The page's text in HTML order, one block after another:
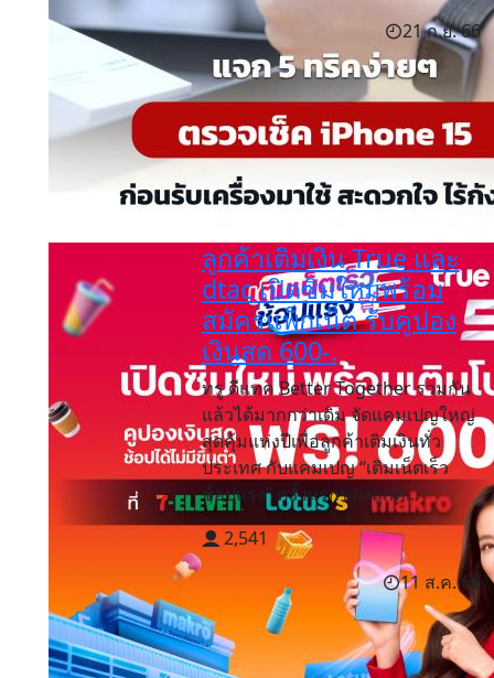
21 ก.ย. 66
ลูกค้าเติมเงิน True และ
dtac เปิดซิมใหม่พร้อม
สมัครแพ็กเน็ต รับคูปอง
เงินสด 600-.
ทรู ดีแทค Better Together รวมกัน
แล้วได้มากกว่าเดิม จัดแคมเปญใหญ่
สุดคุ้มแห่งปีเพื่อลูกค้าเติมเงินทั่ว
ประเทศ กับแคมเปญ “เติมเน็ตเร็ว
ช้อปแรง” ครั้งแรกของลูกค...
2,541
11 ส.ค. 66